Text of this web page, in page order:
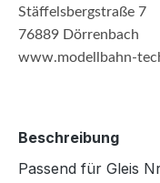
Stäffelsbergstraße 7
76889 Dörrenbach
www.modellbahn-
Beschreibung
Passend für Gleis